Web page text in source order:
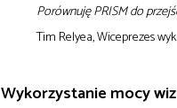
Porównuję PRISM do
Tim Relyea, Wiceprezes
Wykorzystanie mocy